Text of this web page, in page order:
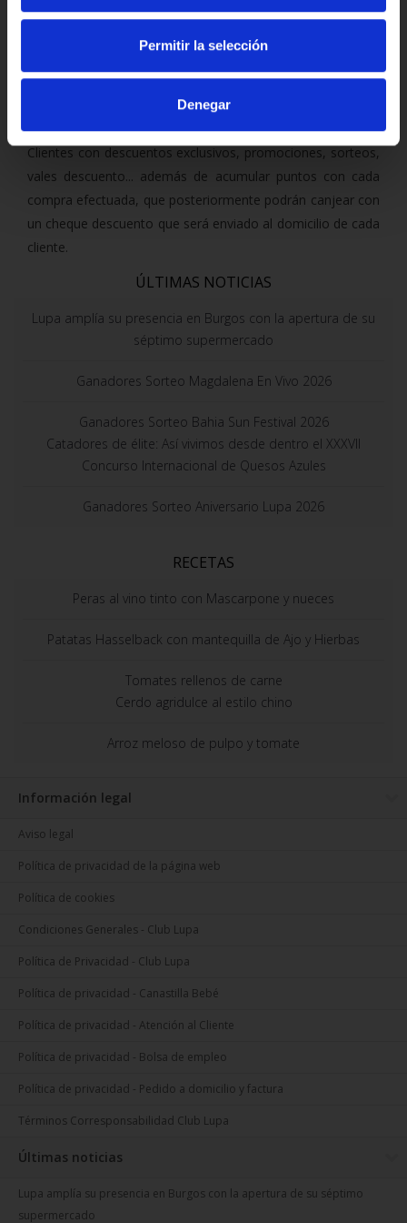
Permitir la selección
Denegar
Masa Madre, pan sin gluten y un gran surtido en tartas,
pasteles y artículos para cumpleaños y celebraciones.
Como en toda nuestra red de establecimientos Lupa, los
clientes que posean la TARJETA CLUB LUPA podrán
disfrutar de todas las ventajas de pertenecer al Club de
Clientes con descuentos exclusivos, promociones, sorteos,
vales descuento... además de acumular puntos con cada
compra efectuada, que posteriormente podrán canjear con
un cheque descuento que será enviado al domicilio de cada
cliente.
ÚLTIMAS NOTICIAS
Lupa amplía su presencia en Burgos con la apertura de su
séptimo supermercado
Ganadores Sorteo Magdalena En Vivo 2026
Ganadores Sorteo Bahia Sun Festival 2026
Catadores de élite: Así vivimos desde dentro el XXXVII
Concurso Internacional de Quesos Azules
Ganadores Sorteo Aniversario Lupa 2026
RECETAS
Peras al vino tinto con Mascarpone y nueces
Patatas Hasselback con mantequilla de Ajo y Hierbas
Tomates rellenos de carne
Cerdo agridulce al estilo chino
Arroz meloso de pulpo y tomate
Información legal
Aviso legal
Política de privacidad de la página web
Política de cookies
Condiciones Generales - Club Lupa
Política de Privacidad - Club Lupa
Política de privacidad - Canastilla Bebé
Política de privacidad - Atención al Cliente
Política de privacidad - Bolsa de empleo
Política de privacidad - Pedido a domicilio y factura
Términos Corresponsabilidad Club Lupa
Últimas noticias
Lupa amplía su presencia en Burgos con la apertura de su séptimo
supermercado